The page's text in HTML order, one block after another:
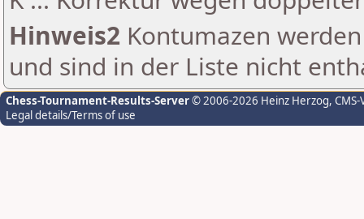
Hinweis2 Kontumazen
und sind in der Liste nicht
Chess-Tournament-Results-Server© 2006-2026 Heinz Herzog,
Legal details/Terms of use